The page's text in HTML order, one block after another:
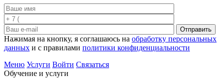
Отправить
Нажимая на кнопку, я соглашаюсь на обработку персональных
данных и с правилами политики конфиденциальности
Меню Услуги Войти Связаться
Обучение и услуги